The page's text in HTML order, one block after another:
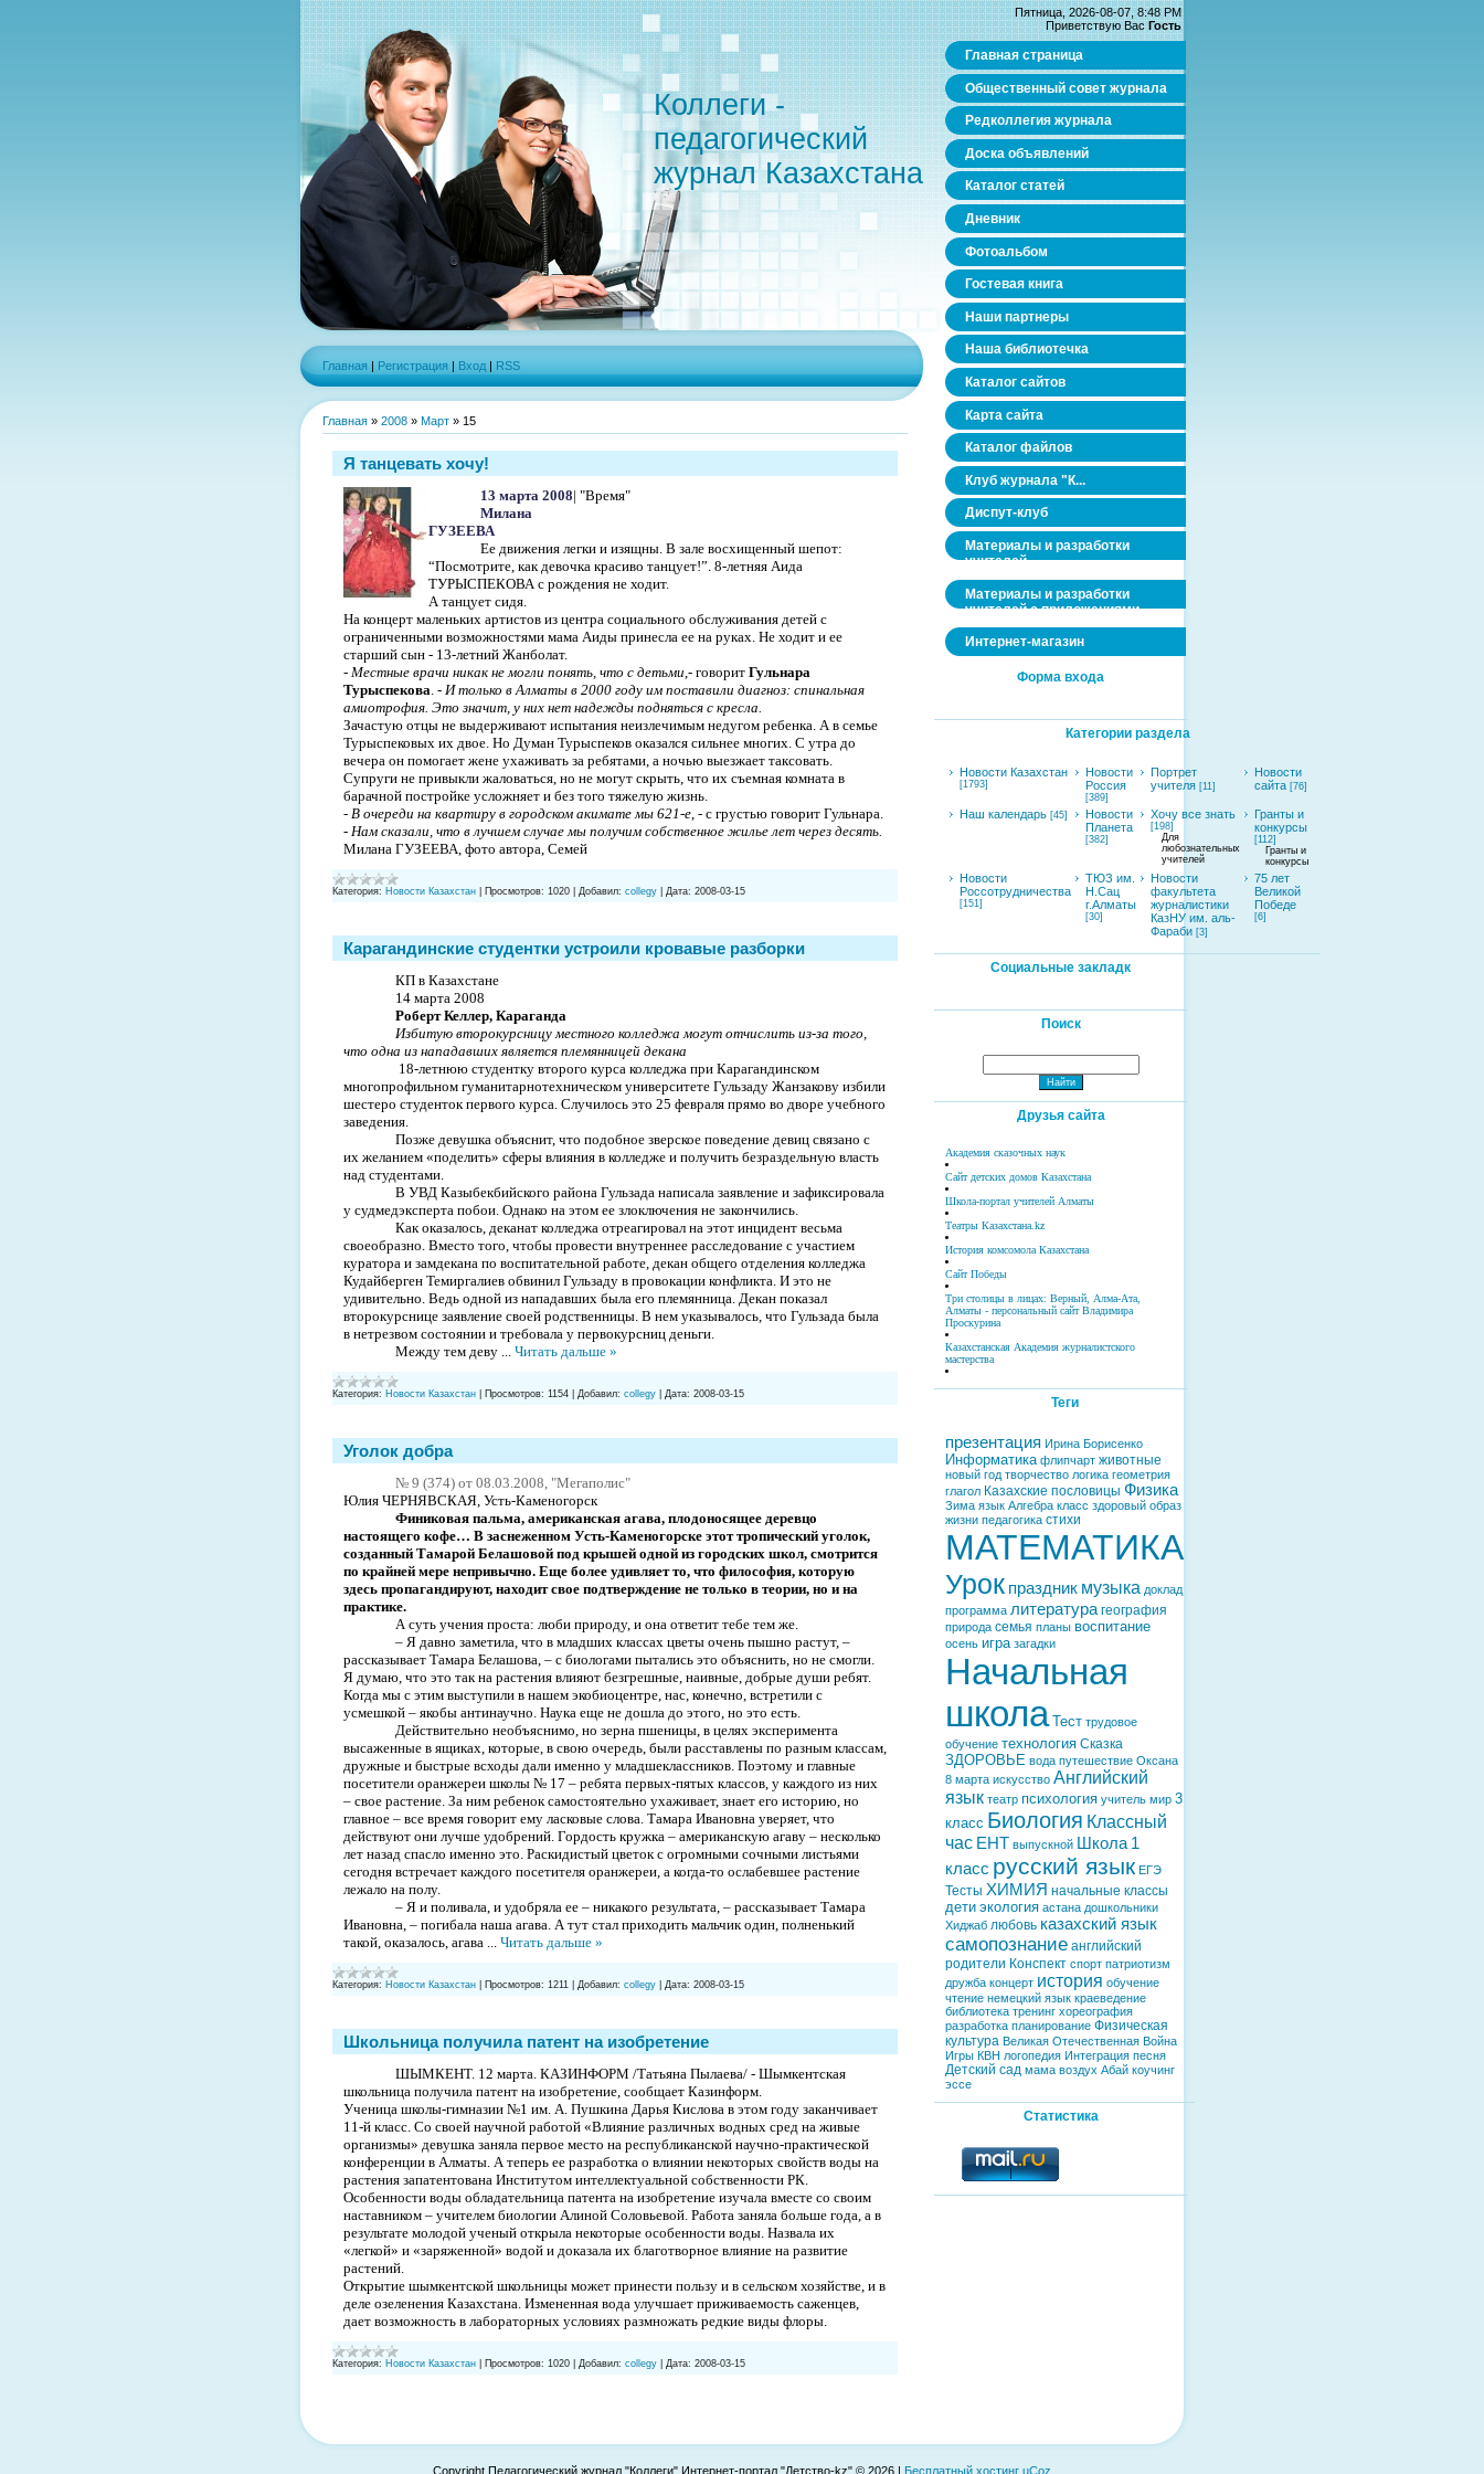
Коллеги -
педагогический
журнал Казахстана
Главная | Регистрация | Вход | RSS
Главная » 2008 » Март » 15
Я танцевать хочу!
13 марта 2008| "Время"
Милана
ГУЗЕЕВА
Ее движения легки и изящны. В зале восхищенный шепот:
“Посмотрите, как девочка красиво танцует!”. 8-летняя Аида
ТУРЫСПЕКОВА с рождения не ходит.
А танцует сидя.
На концерт маленьких артистов из центра социального обслуживания детей с
ограниченными возможностями мама Аиды принесла ее на руках. Не ходит и ее
старший сын - 13-летний Жанболат.
- Местные врачи никак не могли понять, что с детьми ,- говорит Гульнара
Турыспекова . - И только в Алматы в 2000 году им поставили диагноз: спинальная
амиотрофия. Это значит, у них нет надежды подняться с кресла.
Зачастую отцы не выдерживают испытания неизлечимым недугом ребенка. А в семье
Турыспековых их двое. Но Думан Турыспеков оказался сильнее многих. С утра до
вечера он помогает жене ухаживать за ребятами, а ночью выезжает таксовать.
Супруги не привыкли жаловаться, но не могут скрыть, что их съемная комната в
барачной постройке усложняет и без того тяжелую жизнь.
- В очереди на квартиру в городском акимате мы 621-е , - с грустью говорит Гульнара.
- Нам сказали, что в лучшем случае мы получим собственное жилье лет через десять.
Милана ГУЗЕЕВА, фото автора, Семей
Категория: Новости Казахстан Просмотров: 1020 Добавил: collegy Дата: 2008-03-15
Карагандинские студентки устроили кровавые разборки
КП в Казахстане
14 марта 2008
Роберт Келлер, Караганда
Избитую второкурсницу местного колледжа могут отчислить из-за того,
что одна из нападавших является племянницей декана
18-­летнюю студентку второго курса колледжа при Карагандинском
многопрофильном гуманитарно­техническом университете Гульзаду Жанзакову избили
шестеро студенток первого курса. Случилось это 25 февраля прямо во дворе учебного
заведения.
Позже девушка объяснит, что подобное зверское поведение девиц связано с
их желанием «поделить» сферы влияния в колледже и получить безраздельную власть
над студентами.
В УВД Казыбекбийского района Гульзада написала заявление и зафиксировала
у судмедэксперта побои. Однако на этом ее злоключения не закончились.
Как оказалось, деканат колледжа отреагировал на этот инцидент весьма
своеобразно. Вместо того, чтобы провести внутреннее расследование с участием
куратора и замдекана по воспитательной работе, декан общего отделения колледжа
Кудайберген Темиргалиев обвинил Гульзаду в провокации конфликта. И это не
удивительно. Ведь одной из нападавших была его племянница. Декан показал
второкурснице заявление своей родственницы. В нем указывалось, что Гульзада была
в нетрезвом состоянии и требовала у первокурсниц деньги.
Между тем деву
...Читать дальше »
Категория: Новости Казахстан Просмотров: 1154 Добавил: collegy Дата: 2008-03-15
Уголок добра
№ 9 (374) от 08.03.2008, "Мегаполис"
Юлия ЧЕРНЯВСКАЯ, Усть-Каменогорск
Финиковая пальма, американская агава, плодоносящее деревцо
настоящего кофе… В заснеженном Усть-Каменогорске этот тропический уголок,
созданный Тамарой Белашовой под крышей одной из городских школ, смотрится
по крайней мере непривычно. Еще более удивляет то, что философия, которую
здесь пропагандируют, находит свое подтверждение не только в теории, но и на
практике.
А суть учения проста: люби природу, и она ответит тебе тем же.
– Я давно заметила, что в младших классах цветы очень пышно растут, –
рассказывает Тамара Белашова, – с биологами пытались это объяснить, но не смогли.
Я думаю, что это так на растения влияют безгрешные, наивные, добрые души ребят.
Когда мы с этим выступили в нашем экобиоцентре, нас, конечно, встретили с
усмешкой – якобы антинаучно. Наука еще не дошла до этого, но это есть.
Действительно необъяснимо, но зерна пшеницы, в целях эксперимента
высаженные в ящиках, которые, в свою очередь, были расставлены по разным классам,
дружные и быстрые всходы дали именно у младшеклассников. Поэтому и главные
посетители оранжереи школы № 17 – ребята первых-пятых классов, у каждого из них
– свое растение. За ним ребенок самостоятельно ухаживает, знает его историю, но
главное – все время говорит ему ласковые слова. Тамара Ивановна уверяет, что
действуют они лучше удобрений. Гордость кружка – американскую агаву – несколько
лет назад спасло именно это. Раскидистый цветок с огромными сочными листьями
сегодня встречает каждого посетителя оранжереи, а когда-то ослабевшее растение
лежало на полу.
– Я и поливала, и удобряла ее – никакого результата, – рассказывает Тамара
Ивановна, – погибала наша агава. А тут стал приходить мальчик один, полненький
такой, оказалось, агава
Читать дальше »
Категория: Новости Казахстан Просмотров: 1211 Добавил: collegy Дата: 2008-03-15
Школьница получила патент на изобретение
ШЫМКЕНТ. 12 марта. КАЗИНФОРМ /Татьяна Пылаева/ - Шымкентская
школьница получила патент на изобретение, сообщает Казинформ.
Ученица школы-гимназии №1 им. А. Пушкина Дарья Кислова в этом году заканчивает
11-й класс. Со своей научной работой «Влияние различных водных сред на живые
организмы» девушка заняла первое место на республиканской научно-практической
конференции в Алматы. А теперь ее разработка о влиянии некоторых свойств воды на
растения запатентована Институтом интеллектуальной собственности РК.
Особенности воды обладательница патента на изобретение изучала вместе со своим
наставником – учителем биологии Алиной Соловьевой. Работа заняла больше года, а в
результате молодой ученый открыла некоторые особенности воды. Назвала их
«легкой» и «заряженной» водой и доказала их благотворное влияние на развитие
растений.
Открытие шымкентской школьницы может принести пользу и в сельском хозяйстве, и в
деле озеленения Казахстана. Измененная вода улучшает приживаемость саженцев,
дает возможность в лабораторных условиях размножать редкие виды флоры.
Категория: Новости Казахстан Просмотров: 1020 Добавил: collegy Дата: 2008-03-15
Пятница, 2026-08-07, 8:48 PM
Приветствую Вас Гость
Главная страница
Общественный совет журнала
Редколлегия журнала
Доска объявлений
Каталог статей
Дневник
Фотоальбом
Гостевая книга
Наши партнеры
Наша библиотечка
Каталог сайтов
Карта сайта
Каталог файлов
Клуб журнала "К...
Диспут-клуб
Материалы и разработки
учителей
Материалы и разработки
учителей с приложениями
Интернет-магазин
Форма входа
Категории раздела
Новости Казахстан
[1793]
Новости
Россия
[389]
Портрет
учителя [11]
Новости
сайта [76]
Наш календарь [45]
Новости
Планета
[382]
Хочу все знать
[198]
Для
любознательных
учителей
Гранты и
конкурсы
[112]
Гранты и
конкурсы
Новости
Россотрудничества
[151]
ТЮЗ им.
Н.Сац
г.Алматы
[30]
Новости
факультета
журналистики
КазНУ им. аль-
Фараби [3]
75 лет
Великой
Победе
[6]
Социальные закладк
Поиск
Друзья сайта
Академия сказочных наук
Сайт детских домов Казахстана
Школа-портал учителей Алматы
Театры Казахстана.kz
История комсомола Казахстана
Сайт Победы
Три столицы в лицах: Верный, Алма-Ата,
Алматы - персональный сайт Владимира
Проскурина
Казахстанская Академия журналистского
мастерства
Теги
презентация Ирина Борисенко
Информатика флипчарт животные
новый год творчество логика геометрия
глагол Казахские пословицы Физика
Зима язык Алгебра класс здоровый образ
жизни педагогика стихи
МАТЕМАТИКА
Урок праздник музыка доклад
программа литература география
природа семья планы воспитание
осень игра загадки
Начальная
школа Тест трудовое
обучение технология Сказка
ЗДОРОВЬЕ вода путешествие Оксана
8 марта искусство Английский
язык театр психология учитель мир 3
класс Биология Классный
час ЕНТ выпускной Школа 1
класс русский язык ЕГЭ
Тесты ХИМИЯ начальные классы
дети экология астана дошкольники
Хиджаб любовь казахский язык
самопознание английский
родители Конспект спорт патриотизм
дружба концерт история обучение
чтение немецкий язык краеведение
библиотека тренинг хореография
разработка планирование Физическая
культура Великая Отечественная Война
Игры КВН логопедия Интеграция песня
Детский сад мама воздух Абай коучинг
эссе
Статистика
Copyright Педагогический журнал "Коллеги" Интернет-портал "Детство-kz" © 2026 | Бесплатный хостинг uCoz